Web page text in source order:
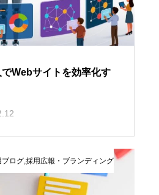
Webサイトを効率化す
ブログ 採用広報・ブランディング